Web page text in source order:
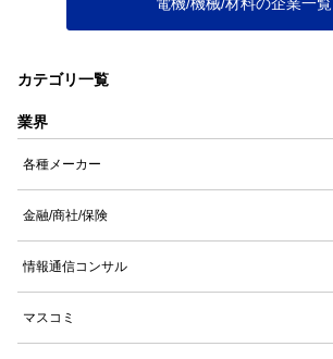
カテゴリ一覧
業界
各種メーカー
金融/商社/保険
情報通信コンサル
マスコミ